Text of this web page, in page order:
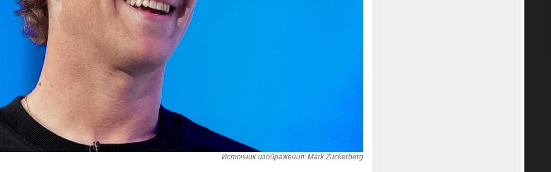
Источник изображения: Mark Zuckerberg